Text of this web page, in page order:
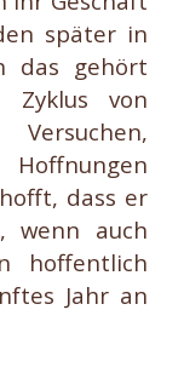
später in
das gehört
Zyklus von
Hoffnungen
dass er
wenn auch
hoffentlich
Jahr an